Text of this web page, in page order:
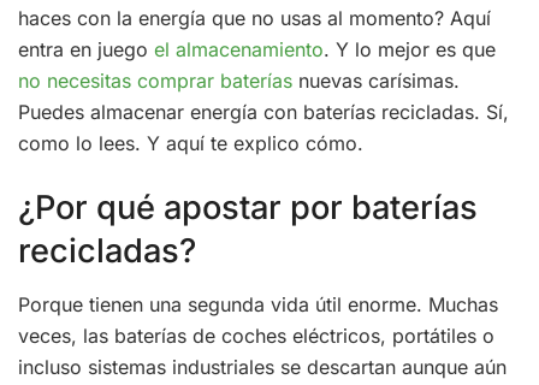
haces con la energía que no usas al momento? Aquí
entra en juego el almacenamiento. Y lo mejor es que
no necesitas comprar baterías nuevas carísimas.
Puedes almacenar energía con baterías recicladas. Sí,
como lo lees. Y aquí te explico cómo.
¿Por qué apostar por baterías
recicladas?
Porque tienen una segunda vida útil enorme. Muchas
veces, las baterías de coches eléctricos, portátiles o
incluso sistemas industriales se descartan aunque aún